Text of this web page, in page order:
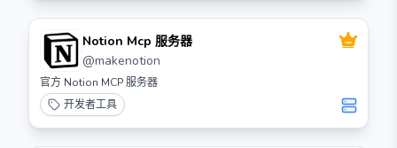
Notion Mcp 服务器
@makenotion
官方 Notion MCP 服务器
开发者工具